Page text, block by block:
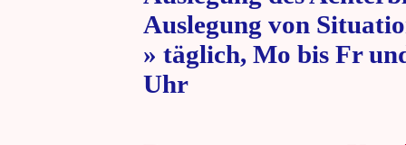
Auslegung von
» täglich, Mo bis Fr
Uhr » 80